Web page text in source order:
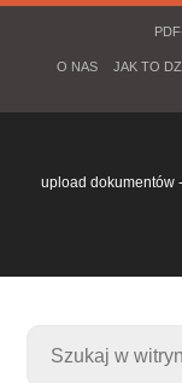
O NAS JAK TO
upload dokumentów